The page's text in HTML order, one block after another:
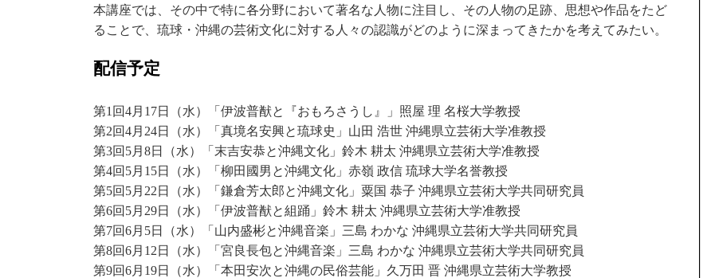
本講座では、その中で特に各分野において著名な人物に注目し、その人物の足跡、思想や作品をたど
ることで、琉球・沖縄の芸術文化に対する人々の認識がどのように深まってきたかを考えてみたい。
配信予定
第1回4月17日（水）「伊波普猷と『おもろさうし』」照屋 理 名桜大学教授
第2回4月24日（水）「真境名安興と琉球史」山田 浩世 沖縄県立芸術大学准教授
第3回5月8日（水）「末吉安恭と沖縄文化」鈴木 耕太 沖縄県立芸術大学准教授
第4回5月15日（水）「柳田國男と沖縄文化」赤嶺 政信 琉球大学名誉教授
第5回5月22日（水）「鎌倉芳太郎と沖縄文化」粟国 恭子 沖縄県立芸術大学共同研究員
第6回5月29日（水）「伊波普猷と組踊」鈴木 耕太 沖縄県立芸術大学准教授
第7回6月5日（水）「山内盛彬と沖縄音楽」三島 わかな 沖縄県立芸術大学共同研究員
第8回6月12日（水）「宮良長包と沖縄音楽」三島 わかな 沖縄県立芸術大学共同研究員
第9回6月19日（水）「本田安次と沖縄の民俗芸能」久万田 晋 沖縄県立芸術大学教授